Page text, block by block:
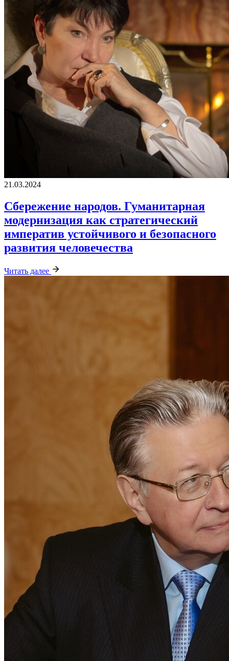
21.03.2024
Сбережение народов. Гуманитарная
модернизация как стратегический
императив устойчивого и безопасного
развития человечества
Читать далее